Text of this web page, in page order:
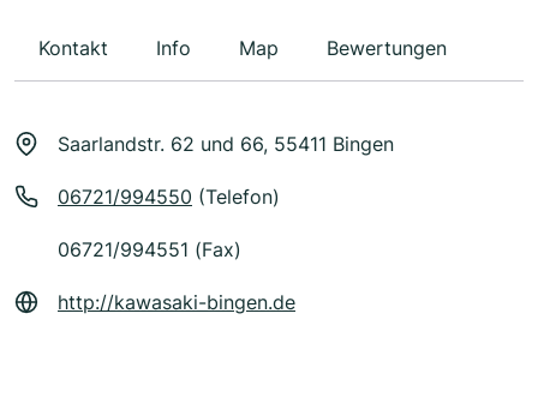
Kontakt Info Map Bewertungen
Saarlandstr. 62 und 66, 55411 Bingen
06721/994550 (Telefon)
06721/994551 (Fax)
http://kawasaki-bingen.de